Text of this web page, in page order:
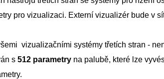
pro vizualizaci. Externí vizualizér bude v
vizualizačními systémy třetích stran -
s 512 parametry na palubě, které lze